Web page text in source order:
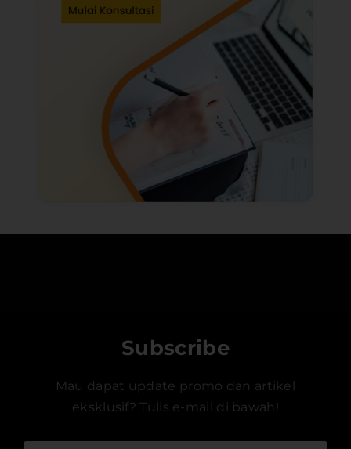
Subscribe
Mau dapat update promo dan artikel
eksklusif? Tulis e-mail di bawah!